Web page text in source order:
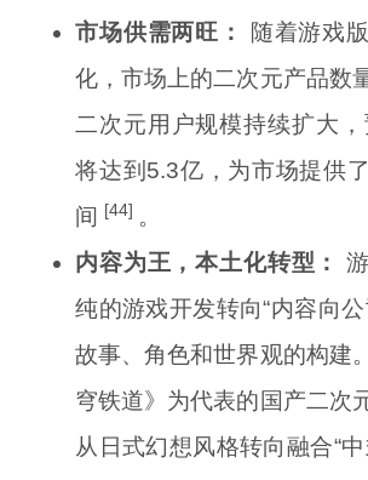
市场供需两旺：
随着游戏
化，市场上的二次元产品数
二次元用户规模持续扩大
将达到5.3亿，为市场提供
间 [44] 。
内容为王，本土化转型：
纯的游戏开发转向“内容向
故事、角色和世界观的构建
穹铁道》为代表的国产二次
从日式幻想风格转向融合“